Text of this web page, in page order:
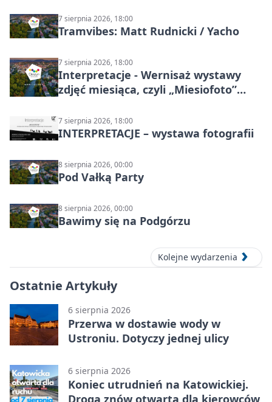
7 sierpnia 2026, 18:00
Tramvibes: Matt Rudnicki / Yacho
7 sierpnia 2026, 18:00
Interpretacje - Wernisaż wystawy
zdjęć miesiąca, czyli „Miesiofoto”
Fotograficznego
7 sierpnia 2026, 18:00
INTERPRETACJE – wystawa fotografii
8 sierpnia 2026, 00:00
Pod Vałką Party
8 sierpnia 2026, 00:00
Bawimy się na Podgórzu
Kolejne wydarzenia
Ostatnie Artykuły
6 sierpnia 2026
Przerwa w dostawie wody w
Ustroniu. Dotyczy jednej ulicy
6 sierpnia 2026
Koniec utrudnień na Katowickiej.